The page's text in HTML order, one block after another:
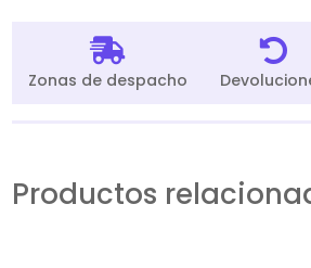

Zonas de despacho

Productos